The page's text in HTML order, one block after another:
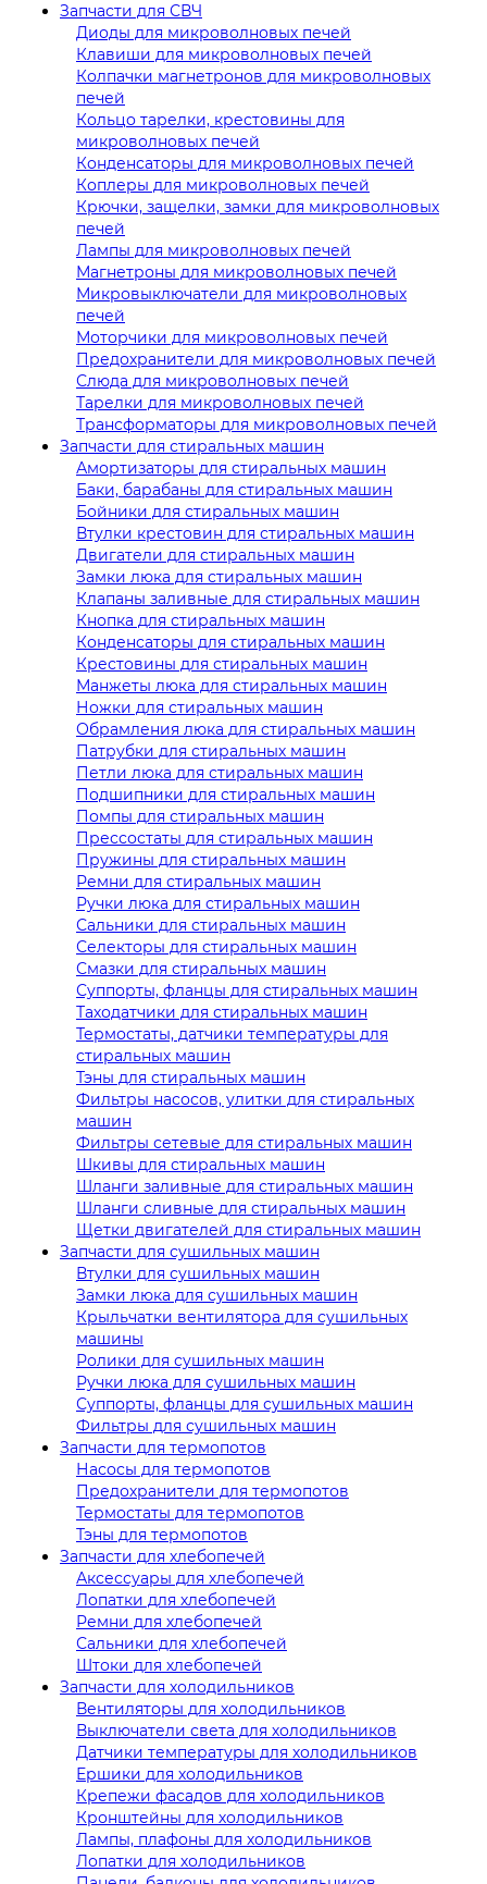
Запчасти для СВЧ
Диоды для микроволновых печей
Клавиши для микроволновых печей
Колпачки магнетронов для микроволновых
печей
Кольцо тарелки, крестовины для
микроволновых печей
Конденсаторы для микроволновых печей
Коплеры для микроволновых печей
Крючки, защелки, замки для микроволновых
печей
Лампы для микроволновых печей
Магнетроны для микроволновых печей
Микровыключатели для микроволновых
печей
Моторчики для микроволновых печей
Предохранители для микроволновых печей
Слюда для микроволновых печей
Тарелки для микроволновых печей
Трансформаторы для микроволновых печей
Запчасти для стиральных машин
Амортизаторы для стиральных машин
Баки, барабаны для стиральных машин
Бойники для стиральных машин
Втулки крестовин для стиральных машин
Двигатели для стиральных машин
Замки люка для стиральных машин
Клапаны заливные для стиральных машин
Кнопка для стиральных машин
Конденсаторы для стиральных машин
Крестовины для стиральных машин
Манжеты люка для стиральных машин
Ножки для стиральных машин
Обрамления люка для стиральных машин
Патрубки для стиральных машин
Петли люка для стиральных машин
Подшипники для стиральных машин
Помпы для стиральных машин
Прессостаты для стиральных машин
Пружины для стиральных машин
Ремни для стиральных машин
Ручки люка для стиральных машин
Сальники для стиральных машин
Селекторы для стиральных машин
Смазки для стиральных машин
Суппорты, фланцы для стиральных машин
Таходатчики для стиральных машин
Термостаты, датчики температуры для
стиральных машин
Тэны для стиральных машин
Фильтры насосов, улитки для стиральных
машин
Фильтры сетевые для стиральных машин
Шкивы для стиральных машин
Шланги заливные для стиральных машин
Шланги сливные для стиральных машин
Щетки двигателей для стиральных машин
Запчасти для сушильных машин
Втулки для сушильных машин
Замки люка для сушильных машин
Крыльчатки вентилятора для сушильных
машины
Ролики для сушильных машин
Ручки люка для сушильных машин
Суппорты, фланцы для сушильных машин
Фильтры для сушильных машин
Запчасти для термопотов
Насосы для термопотов
Предохранители для термопотов
Термостаты для термопотов
Тэны для термопотов
Запчасти для хлебопечей
Аксессуары для хлебопечей
Лопатки для хлебопечей
Ремни для хлебопечей
Сальники для хлебопечей
Штоки для хлебопечей
Запчасти для холодильников
Вентиляторы для холодильников
Выключатели света для холодильников
Датчики температуры для холодильников
Ершики для холодильников
Крепежи фасадов для холодильников
Кронштейны для холодильников
Лампы, плафоны для холодильников
Лопатки для холодильников